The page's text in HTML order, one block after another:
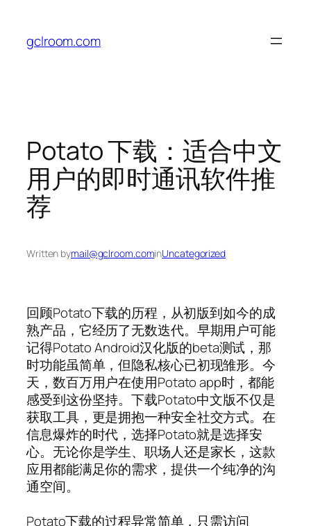
content
gclroom.com
Potato 下载：适合中文
用户的即时通讯软件推
荐
Written bymail@gclroom.cominUncategorized
回顾Potato下载的历程，从初版到如今的成
熟产品，它经历了无数迭代。早期用户可能
记得Potato Android汉化版的beta测试，那
时功能虽简单，但隐私核心已初现雏形。今
天，数百万用户在使用Potato app时，都能
感受到这份坚持。下载Potato中文版不仅是
获取工具，更是拥抱一种安全社交方式。在
信息爆炸的时代，选择Potato就是选择安
心。无论你是学生、职场人还是家长，这款
应用都能满足你的需求，提供一个纯净的沟
通空间。
Potato下载的过程异常简单，只需访问